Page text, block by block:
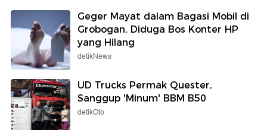
Geger Mayat dalam Bagasi Mobil di
Grobogan, Diduga Bos Konter HP
yang Hilang
detikNews
UD Trucks Permak Quester,
Sanggup 'Minum' BBM B50
detikOto